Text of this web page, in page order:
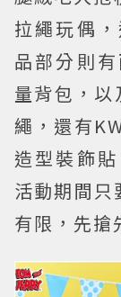
拉繩玩偶
品部分則
量背包，
繩，還有
造型裝飾
活動期間只
有限，先搶